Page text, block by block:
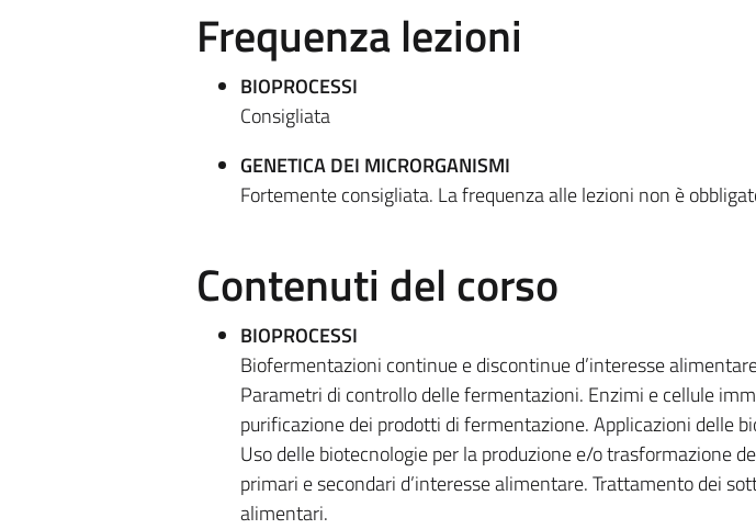
Frequenza lezioni
BIOPROCESSI
Consigliata
GENETICA DEI MICRORGANISMI
Fortemente consigliata. La frequenza alle lezioni non è
Contenuti del corso
BIOPROCESSI
Biofermentazioni continue e discontinue d’interesse
Parametri di controllo delle fermentazioni. Enzimi e cellule
purificazione dei prodotti di fermentazione. Applicazioni delle
Uso delle biotecnologie per la produzione e/o trasformazione
primari e secondari d’interesse alimentare. Trattamento dei
alimentari.